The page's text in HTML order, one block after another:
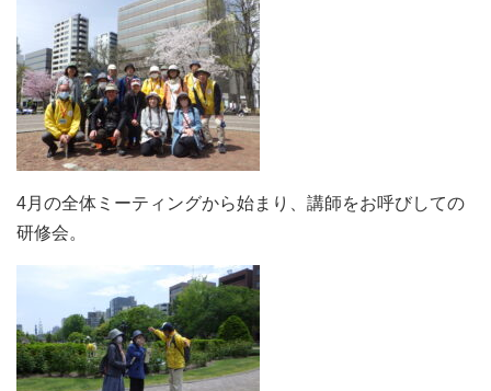
4月の全体ミーティングから始まり、講師をお呼びしての
研修会。